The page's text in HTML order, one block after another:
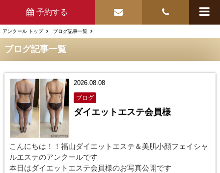
予約する
アンクール トップ ブログ記事一覧
ブログ記事一覧
2026.08.08
ブログ
ダイエットエステ会員様
こんにちは！！福山ダイエットエステ＆美肌小顔フェイシャ
ルエステのアンクールです
本日はダイエットエステ会員様のお写真公開です